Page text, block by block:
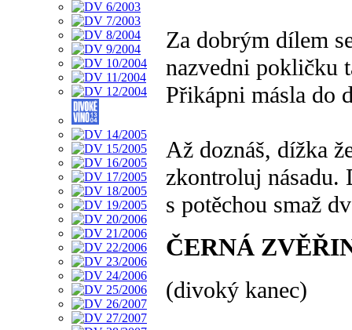
Za dobrým dílem
nazvedni pokličku
Přikápni másla do
Až doznáš, dížka
zkontroluj násadu.
s potěchou smaž
ČERNÁ
(divoký kanec)